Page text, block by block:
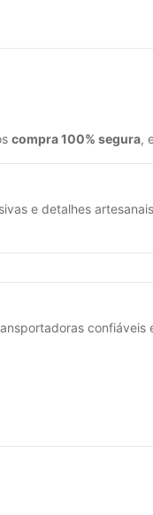
compra 100% segura,
e detalhes
confiáveis